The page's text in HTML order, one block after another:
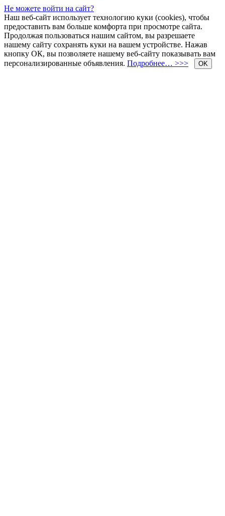
Не можете войти на сайт?
Наш веб-сайт использует технологию куки (cookies), чтобы
предоставить вам больше комфорта при просмотре сайта.
Продолжая пользоваться нашим сайтом, вы разрешаете
нашему сайту сохранять куки на вашем устройстве. Нажав
кнопку ОК, вы позволяете нашему веб-сайту показывать вам
персонализированные объявления. Подробнее… >>> OK